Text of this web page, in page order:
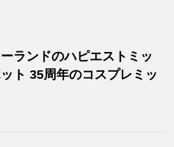
ランドのハピエストミッ
ト 35周年のコスプレミッ